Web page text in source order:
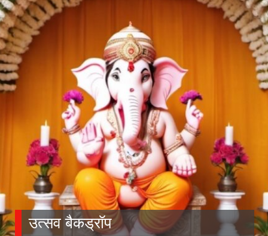
उत्सव बैकड्रॉप